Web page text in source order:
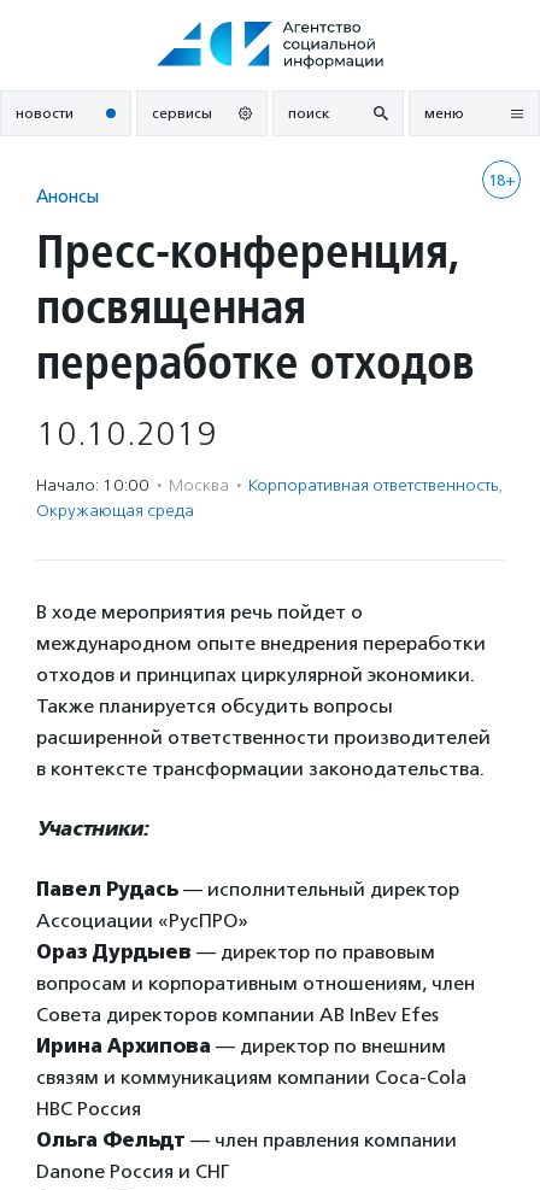
новости сервисы поиск меню
18+
Анонсы
Пресс-конференция,
посвященная
переработке отходов
10.10.2019
Начало: 10:00 · Москва · Корпоративная ответственность,
Окружающая среда
В ходе мероприятия речь пойдет о
международном опыте внедрения переработки
отходов и принципах циркулярной экономики.
Также планируется обсудить вопросы
расширенной ответственности производителей
в контексте трансформации законодательства.
Участники:
Павел Рудась — исполнительный директор
Ассоциации «РусПРО»
Ораз Дурдыев — директор по правовым
вопросам и корпоративным отношениям, член
Совета директоров компании AB InBev Efes
Ирина Архипова — директор по внешним
связям и коммуникациям компании Coca-Cola
HBC Россия
Ольга Фельдт — член правления компании
Danone Россия и СНГ